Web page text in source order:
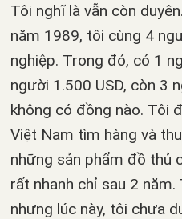
Tôi nghĩ là vẫn còn
năm 1989, tôi cùng 4
nghiệp. Trong đó, có 1
người 1.500 USD, còn 3
không có đồng nào. Tôi
Việt Nam tìm hàng và
những sản phẩm đồ thủ
rất nhanh chỉ sau 2
nhưng lúc này, tôi chưa